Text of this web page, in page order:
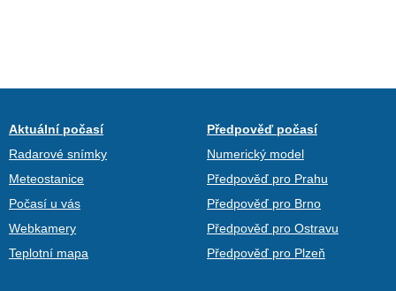
Aktuální počasí
Radarové snímky
Meteostanice
Počasí u vás
Webkamery
Teplotní mapa
Předpověď počasí
Numerický model
Předpověď pro Prahu
Předpověď pro Brno
Předpověď pro Ostravu
Předpověď pro Plzeň